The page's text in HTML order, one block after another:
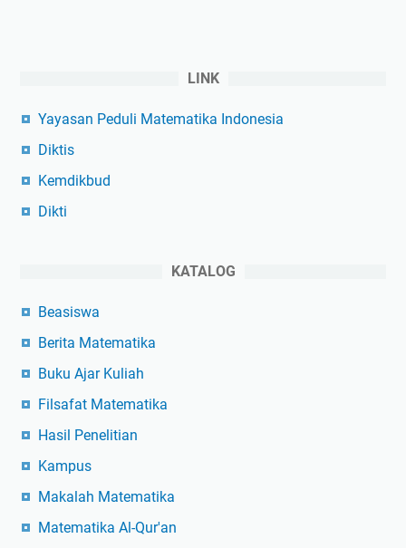
LINK
Yayasan Peduli Matematika Indonesia
Diktis
Kemdikbud
Dikti
KATALOG
Beasiswa
Berita Matematika
Buku Ajar Kuliah
Filsafat Matematika
Hasil Penelitian
Kampus
Makalah Matematika
Matematika Al-Qur'an